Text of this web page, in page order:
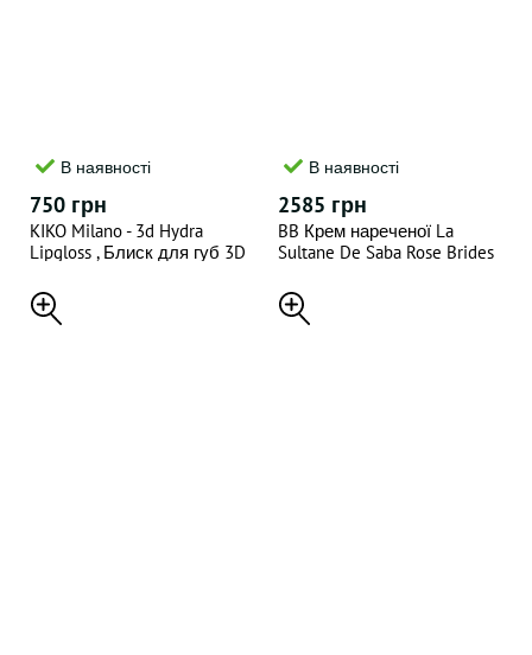
В наявності
750 грн
KIKO Milano - 3d Hydra
Lipgloss , Блиск для губ 3D
В наявності
2585 грн
BB Крем нареченої La
Sultane De Saba Rose Brides